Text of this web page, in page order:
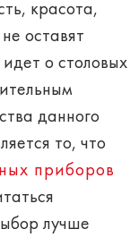
красота,
оставят
о столовых
данного
то, что
приборов
лучше